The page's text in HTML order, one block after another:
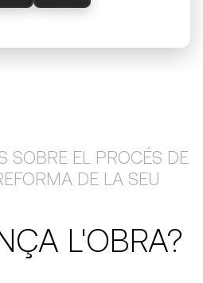
SOBRE EL PROCÉS DE
DE LA SEU
L'OBRA?